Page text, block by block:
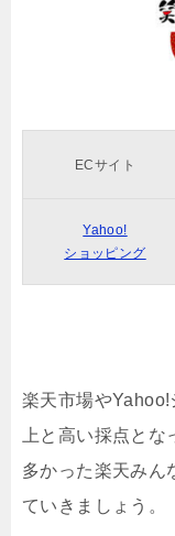
ECサイト
Yahoo!
ショッピング
楽天市場や
上と高い採点と
多かった楽天みん
ていきましょう。